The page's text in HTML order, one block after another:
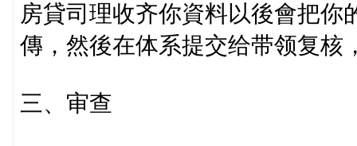
房貸司理收齐你資料以後會把
傳，然後在体系提交给带领复核
三、审查